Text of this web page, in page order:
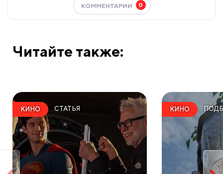
КОММЕНТАРИИ 0
Читайте также:
КИНО СТАТЬЯ КИНО